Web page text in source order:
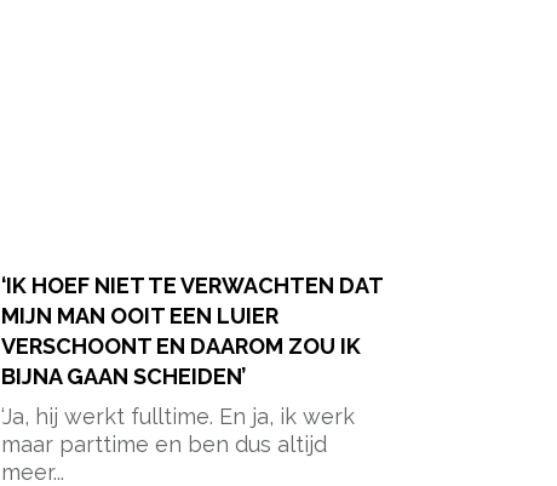
‘IK HOEF NIET TE VERWACHTEN DAT
MIJN MAN OOIT EEN LUIER
VERSCHOONT EN DAAROM ZOU IK
BIJNA GAAN SCHEIDEN’
‘Ja, hij werkt fulltime. En ja, ik werk
maar parttime en ben dus altijd
meer...